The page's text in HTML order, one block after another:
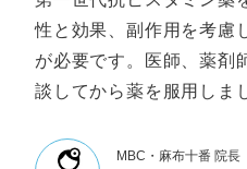
性と効果、副作用を考慮
が必要です。医師、薬剤
談してから薬を服用しま
MBC・麻布十番 院長